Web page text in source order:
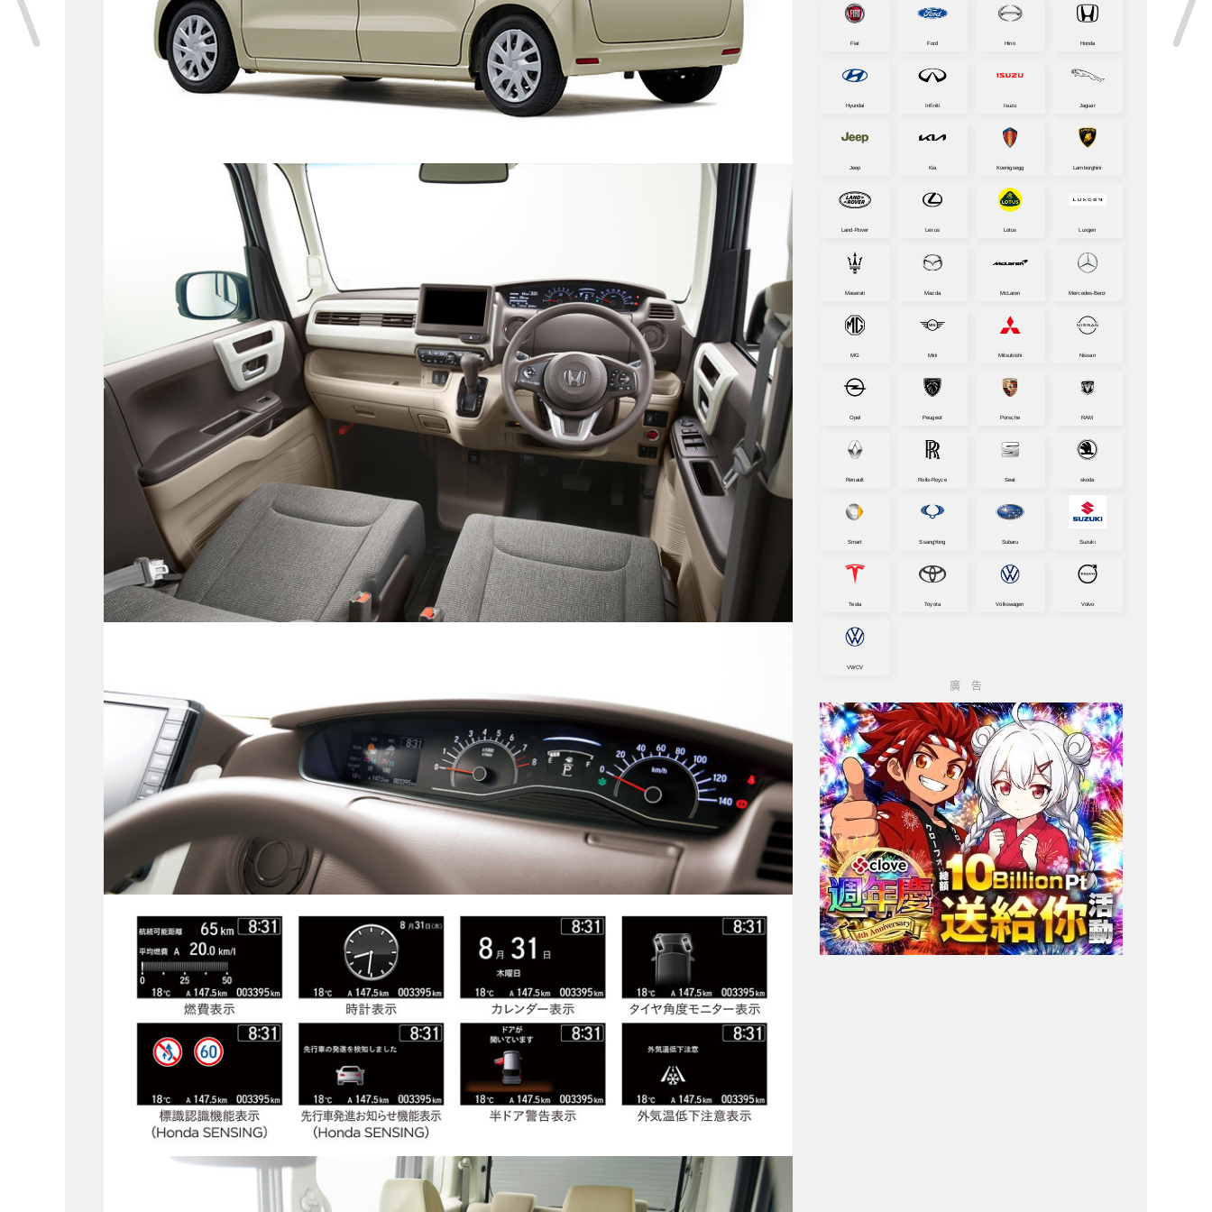
Fiat Ford Hino Honda
Hyundai Infiniti Isuzu Jaguar
Jeep Kia Koenigsegg Lamborghini
Land-Rover Lexus Lotus Luxgen
Maserati Mazda McLaren Mercedes-Benz
MG Mini Mitsubishi Nissan
Opel Peugeot Porsche RAM
Renault Rolls-Royce Seat skoda
Smart SsangYong Subaru Suzuki
Tesla Toyota Volkswagen Volvo
VWCV
廣告